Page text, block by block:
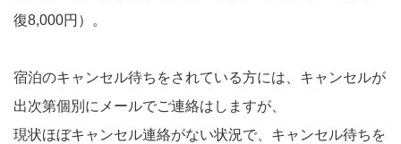
復8,000円）。
宿泊のキャンセル待ちをされている方には、キャンセルが
出次第個別にメールでご連絡はしますが、
現状ほぼキャンセル連絡がない状況で、キャンセル待ちを